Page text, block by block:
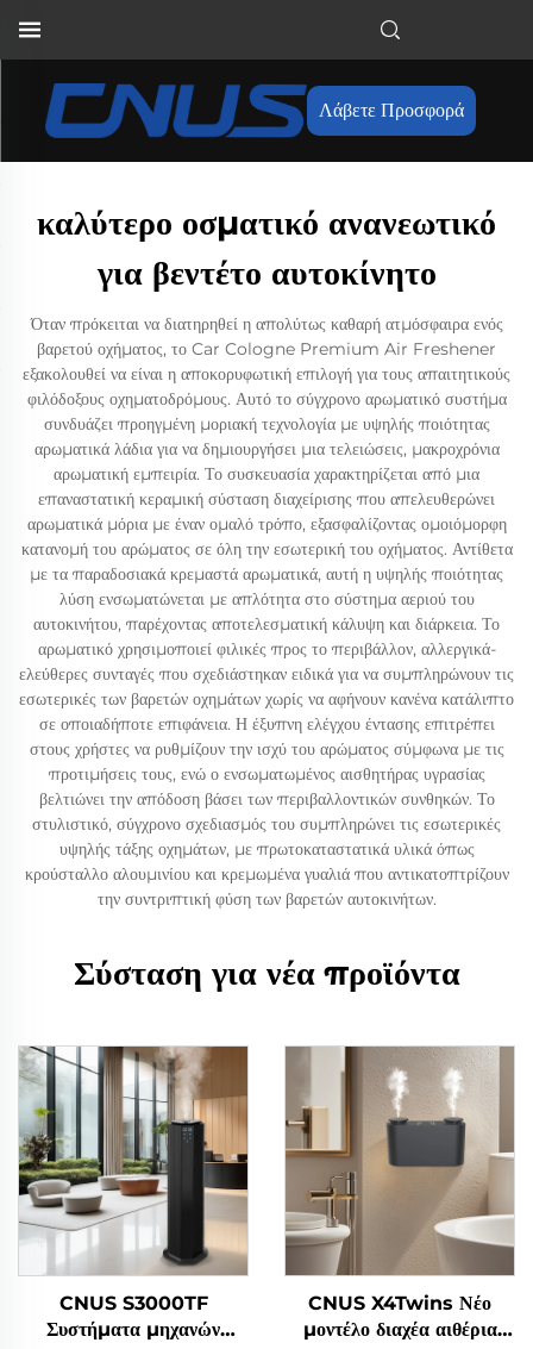
Λάβετε Προσφορά
καλύτερο οσματικό ανανεωτικό
για βεντέτο αυτοκίνητο
Όταν πρόκειται να διατηρηθεί η απολύτως καθαρή ατμόσφαιρα ενός
βαρετού οχήματος, το Car Cologne Premium Air Freshener
εξακολουθεί να είναι η αποκορυφωτική επιλογή για τους απαιτητικούς
φιλόδοξους οχηματοδρόμους. Αυτό το σύγχρονο αρωματικό συστήμα
συνδυάζει προηγμένη μοριακή τεχνολογία με υψηλής ποιότητας
αρωματικά λάδια για να δημιουργήσει μια τελειώσεις, μακροχρόνια
αρωματική εμπειρία. Το συσκευασία χαρακτηρίζεται από μια
επαναστατική κεραμική σύσταση διαχείρισης που απελευθερώνει
αρωματικά μόρια με έναν ομαλό τρόπο, εξασφαλίζοντας ομοιόμορφη
κατανομή του αρώματος σε όλη την εσωτερική του οχήματος. Αντίθετα
με τα παραδοσιακά κρεμαστά αρωματικά, αυτή η υψηλής ποιότητας
λύση ενσωματώνεται με απλότητα στο σύστημα αεριού του
αυτοκινήτου, παρέχοντας αποτελεσματική κάλυψη και διάρκεια. Το
αρωματικό χρησιμοποιεί φιλικές προς το περιβάλλον, αλλεργικά-
ελεύθερες συνταγές που σχεδιάστηκαν ειδικά για να συμπληρώνουν τις
εσωτερικές των βαρετών οχημάτων χωρίς να αφήνουν κανένα κατάλιπτο
σε οποιαδήποτε επιφάνεια. Η έξυπνη ελέγχου έντασης επιτρέπει
στους χρήστες να ρυθμίζουν την ισχύ του αρώματος σύμφωνα με τις
προτιμήσεις τους, ενώ ο ενσωματωμένος αισθητήρας υγρασίας
βελτιώνει την απόδοση βάσει των περιβαλλοντικών συνθηκών. Το
στυλιστικό, σύγχρονο σχεδιασμός του συμπληρώνει τις εσωτερικές
υψηλής τάξης οχημάτων, με πρωτοκαταστατικά υλικά όπως
κρούσταλλο αλουμινίου και κρεμωμένα γυαλιά που αντικατοπτρίζουν
την συντριπτική φύση των βαρετών αυτοκινήτων.
Σύσταση για νέα προϊόντα
CNUS S3000TF
Συστήματα μηχανών
CNUS X4Twins Νέο
μοντέλο διαχέα αιθέρια